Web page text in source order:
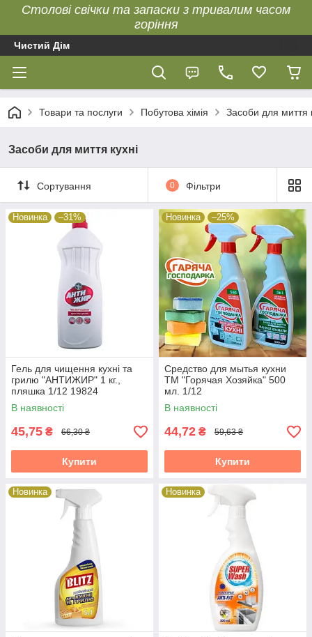
Столові свічки та запаски з тривалим часом
горіння
Чистий Дім
Товари та послуги Побутова хімія Засоби для миття
Засоби для миття кухні
Сортування 0 Фільтри
Новинка –31%
Гель для чищення кухні та
грилю "АНТИЖИР" 1 кг.,
пляшка 1/12 19824
В наявності
45,75 ₴ 66,30 ₴
Купити
Новинка –25%
Средство для мытья кухни
ТМ "Горячая Хозяйка" 500
мл. 1/12
В наявності
44,72 ₴ 59,63 ₴
Купити
Новинка Новинка